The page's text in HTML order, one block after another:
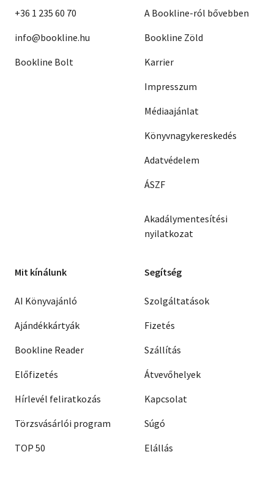
+36 1 235 60 70
info@bookline.hu
Bookline Bolt
A Bookline-ról bővebben
Bookline Zöld
Karrier
Impresszum
Médiaajánlat
Könyvnagykereskedés
Adatvédelem
ÁSZF
Akadálymentesítési
nyilatkozat
Mit kínálunk
AI Könyvajánló
Ajándékkártyák
Bookline Reader
Előfizetés
Hírlevél feliratkozás
Törzsvásárlói program
TOP 50
Segítség
Szolgáltatások
Fizetés
Szállítás
Átvevőhelyek
Kapcsolat
Súgó
Elállás